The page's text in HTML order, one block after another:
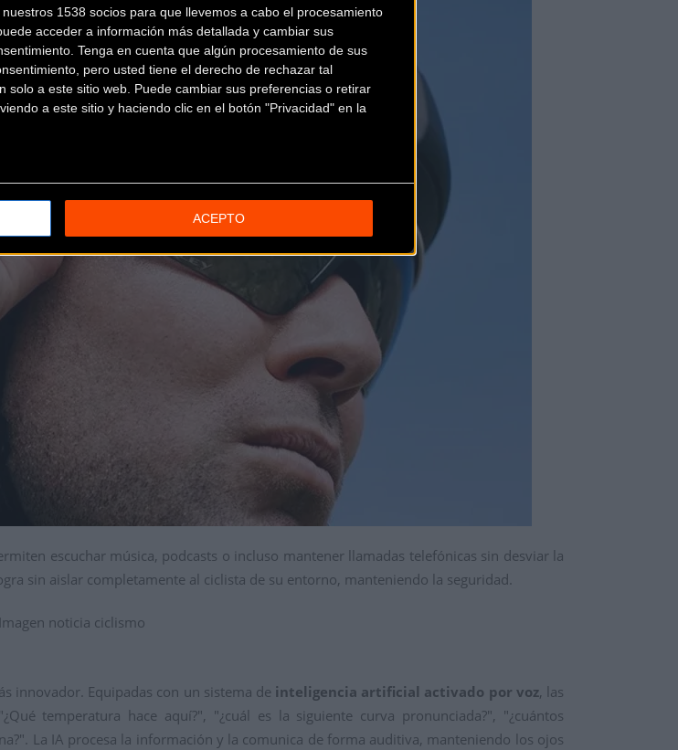
1538 socios para que llevemos a cabo el procesamiento
acceder a información más detallada y cambiar sus
Tenga en cuenta que algún procesamiento de sus
pero usted tiene el derecho de rechazar tal
solo a este sitio web. Puede cambiar sus preferencias o retirar
a este sitio y haciendo clic en el botón "Privacidad" en la
ACEPTO
escuchar música, podcasts o incluso mantener llamadas telefónicas sin desviar la
sin aislar completamente al ciclista de su entorno, manteniendo la seguridad.
innovador. Equipadas con un sistema de inteligencia artificial activado por voz, las
"¿Qué temperatura hace aquí?", "¿cuál es la siguiente curva pronunciada?", "¿cuántos
". La IA procesa la información y la comunica de forma auditiva, manteniendo los ojos